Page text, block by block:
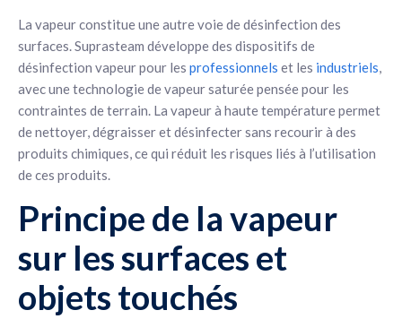
La vapeur constitue une autre voie de désinfection des
surfaces. Suprasteam développe des dispositifs de
désinfection vapeur pour les professionnels et les industriels,
avec une technologie de vapeur saturée pensée pour les
contraintes de terrain. La vapeur à haute température permet
de nettoyer, dégraisser et désinfecter sans recourir à des
produits chimiques, ce qui réduit les risques liés à l’utilisation
de ces produits.
Principe de la vapeur
sur les surfaces et
objets touchés